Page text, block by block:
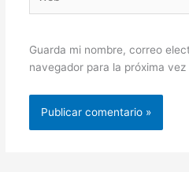
Guarda mi nombre, correo
navegador para la próxima